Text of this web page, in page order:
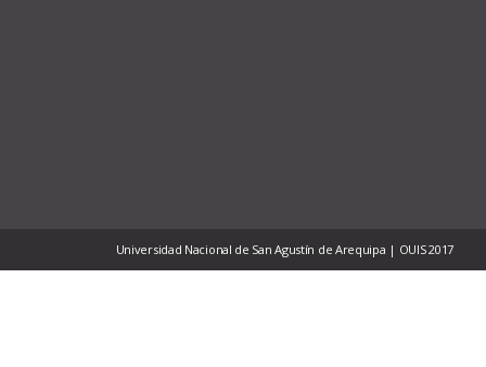
Universidad Nacional de San Agustín de Arequipa | OUIS 2017